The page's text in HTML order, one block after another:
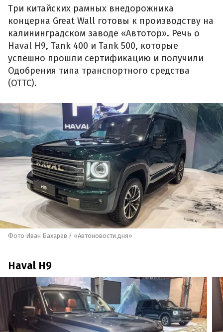
Три китайских рамных внедорожника
концерна Great Wall готовы к производству на
калининградском заводе «Автотор». Речь о
Haval H9, Tank 400 и Tank 500, которые
успешно прошли сертификацию и получили
Одобрения типа транспортного средства
(ОТТС).
Фото Иван Бахарев / «Автоновости дня»
Haval H9